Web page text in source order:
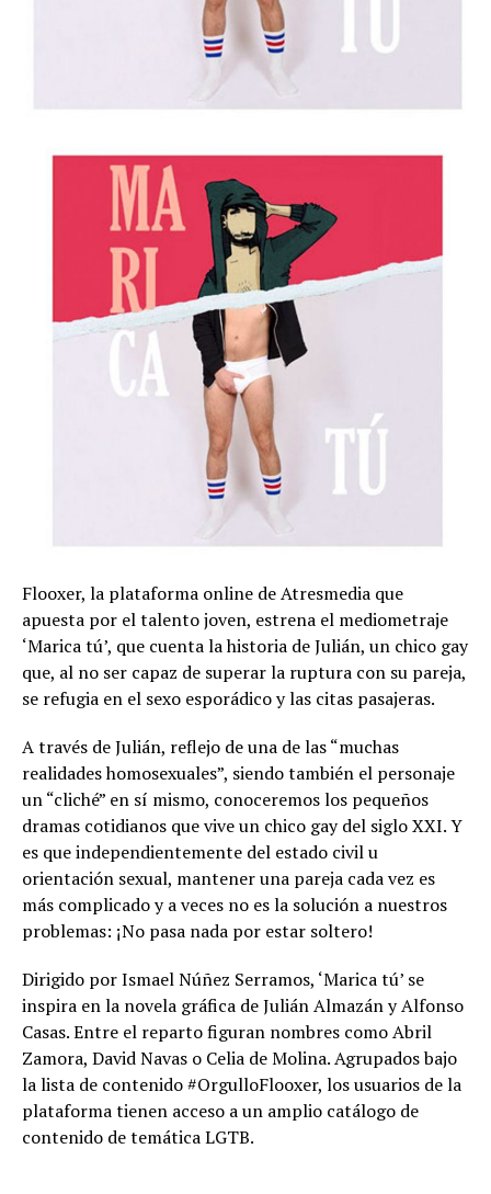
Flooxer, la plataforma online de Atresmedia que
apuesta por el talento joven, estrena el mediometraje
‘Marica tú’, que cuenta la historia de Julián, un chico gay
que, al no ser capaz de superar la ruptura con su pareja,
se refugia en el sexo esporádico y las citas pasajeras.
A través de Julián, reflejo de una de las “muchas
realidades homosexuales”, siendo también el personaje
un “cliché” en sí mismo, conoceremos los pequeños
dramas cotidianos que vive un chico gay del siglo XXI. Y
es que independientemente del estado civil u
orientación sexual, mantener una pareja cada vez es
más complicado y a veces no es la solución a nuestros
problemas: ¡No pasa nada por estar soltero!
Dirigido por Ismael Núñez Serramos, ‘Marica tú’ se
inspira en la novela gráfica de Julián Almazán y Alfonso
Casas. Entre el reparto figuran nombres como Abril
Zamora, David Navas o Celia de Molina. Agrupados bajo
la lista de contenido #OrgulloFlooxer, los usuarios de la
plataforma tienen acceso a un amplio catálogo de
contenido de temática LGTB.